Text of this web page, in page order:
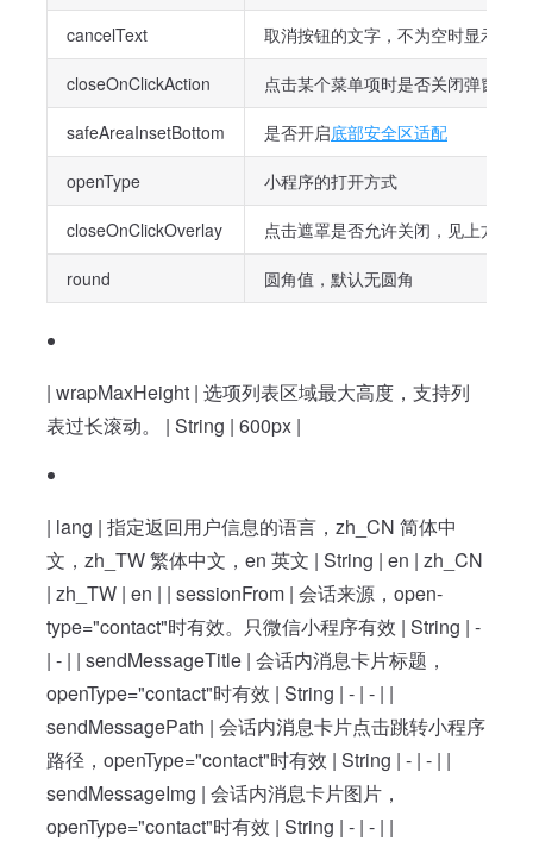
cancelText 取消按钮的文字，不为空时显示按钮
closeOnClickAction 点击某个菜单项时是否关闭弹窗，
safeAreaInsetBottom 是否开启底部安全区适配
openType 小程序的打开方式
closeOnClickOverlay 点击遮罩是否允许关闭，见上方文
round 圆角值，默认无圆角
| wrapMaxHeight | 选项列表区域最大高度，支持列
表过长滚动。 | String | 600px |
| lang | 指定返回用户信息的语言，zh_CN 简体中
文，zh_TW 繁体中文，en 英文 | String | en | zh_CN
| zh_TW | en | | sessionFrom | 会话来源，open-
type="contact"时有效。只微信小程序有效 | String | -
| - | | sendMessageTitle | 会话内消息卡片标题，
openType="contact"时有效 | String | - | - | |
sendMessagePath | 会话内消息卡片点击跳转小程序
路径，openType="contact"时有效 | String | - | - | |
sendMessageImg | 会话内消息卡片图片，
openType="contact"时有效 | String | - | - | |